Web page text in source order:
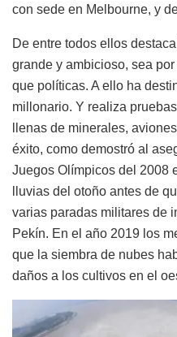
con sede en Melbourne, y
De entre todos ellos
grande y ambicioso, sea
que políticas. A ello ha
millonario. Y realiza
llenas de minerales,
éxito, como demostró al
Juegos Olímpicos del 2008
lluvias del otoño antes de
varias paradas militares de
Pekín. En el año 2019 los
que la siembra de nubes
daños a los cultivos en el